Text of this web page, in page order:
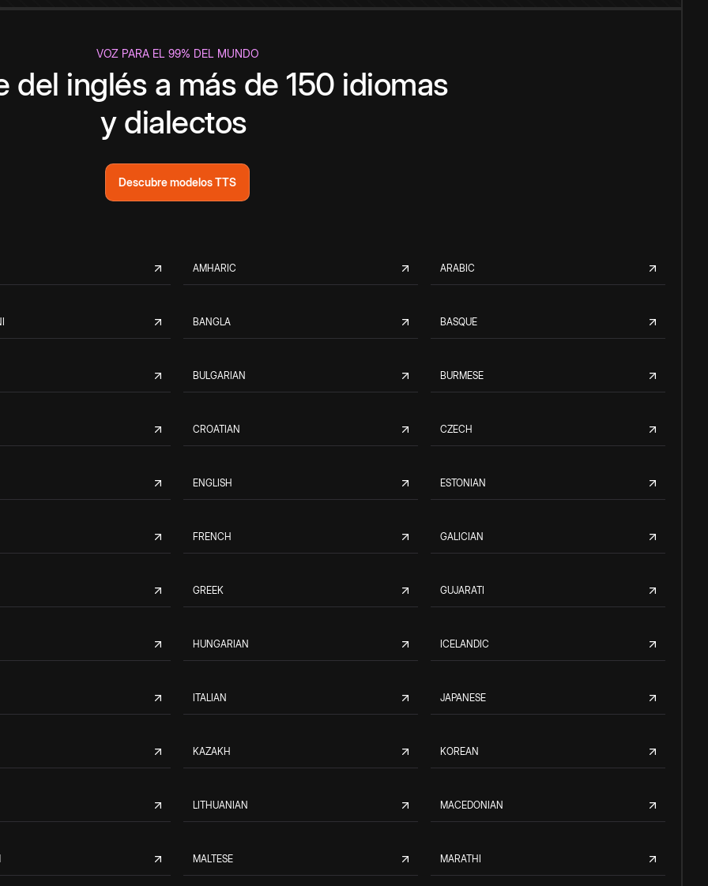
VOZ PARA EL 99% DEL MUNDO
del inglés a más de 150 idiomas
y dialectos
Descubre modelos TTS
AMHARIC ARABIC
BANGLA BASQUE
BULGARIAN BURMESE
CROATIAN CZECH
ENGLISH ESTONIAN
FRENCH GALICIAN
GREEK GUJARATI
HUNGARIAN ICELANDIC
ITALIAN JAPANESE
KAZAKH KOREAN
LITHUANIAN MACEDONIAN
MALTESE MARATHI